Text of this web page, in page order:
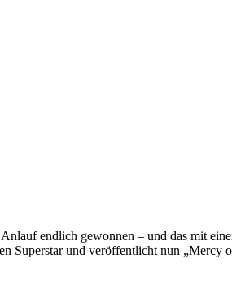
endlich gewonnen – und das mit
Superstarund veröffentlicht nun „Mercy